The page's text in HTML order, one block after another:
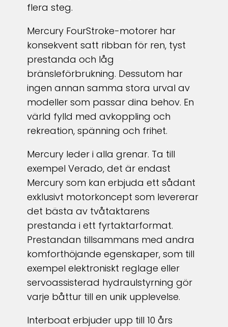
flera steg.
Mercury FourStroke-motorer har
konsekvent satt ribban för ren, tyst
prestanda och låg
bränsleförbrukning. Dessutom har
ingen annan samma stora urval av
modeller som passar dina behov. En
värld fylld med avkoppling och
rekreation, spänning och frihet.
Mercury leder i alla grenar. Ta till
exempel Verado, det är endast
Mercury som kan erbjuda ett sådant
exklusivt motorkoncept som levererar
det bästa av tvåtaktarens
prestanda i ett fyrtaktarformat.
Prestandan tillsammans med andra
komforthöjande egenskaper, som till
exempel elektroniskt reglage eller
servoassisterad hydraulstyrning gör
varje båttur till en unik upplevelse.
Interboat erbjuder upp till 10 års